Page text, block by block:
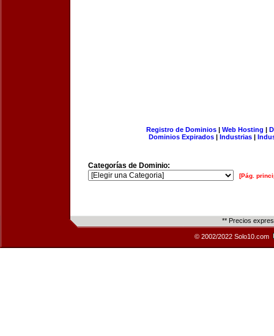
Registro de Dominios| Web Hosting |
Dominios Expirados | Industrias |
Categorías de Dominio:
[Pág.
** Precios
© 2002/2022 Solo10.com